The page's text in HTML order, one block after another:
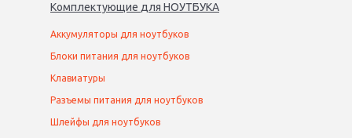
Комплектующие для НОУТБУКА
Аккумуляторы для ноутбуков
Блоки питания для ноутбуков
Клавиатуры
Разъемы питания для ноутбуков
Шлейфы для ноутбуков